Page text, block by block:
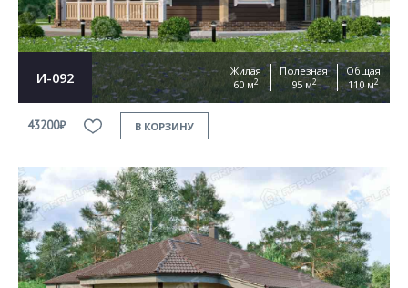
И-092
Жилая
60 м2
Полезная
95 м2
Общая
110 м2
43200₽ В КОРЗИНУ